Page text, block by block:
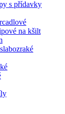
s přídavky
na kšilt